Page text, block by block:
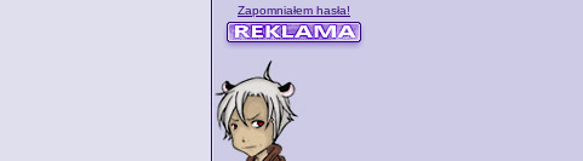
Zapomniałem hasła!